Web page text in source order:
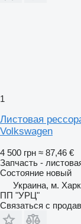
1
Листовая
Volkswagen
4 500 грн ≈ 87,46 €
Запчасть -
Состояние новый
Украина, м.
ПП "УРЦ"
Связаться с